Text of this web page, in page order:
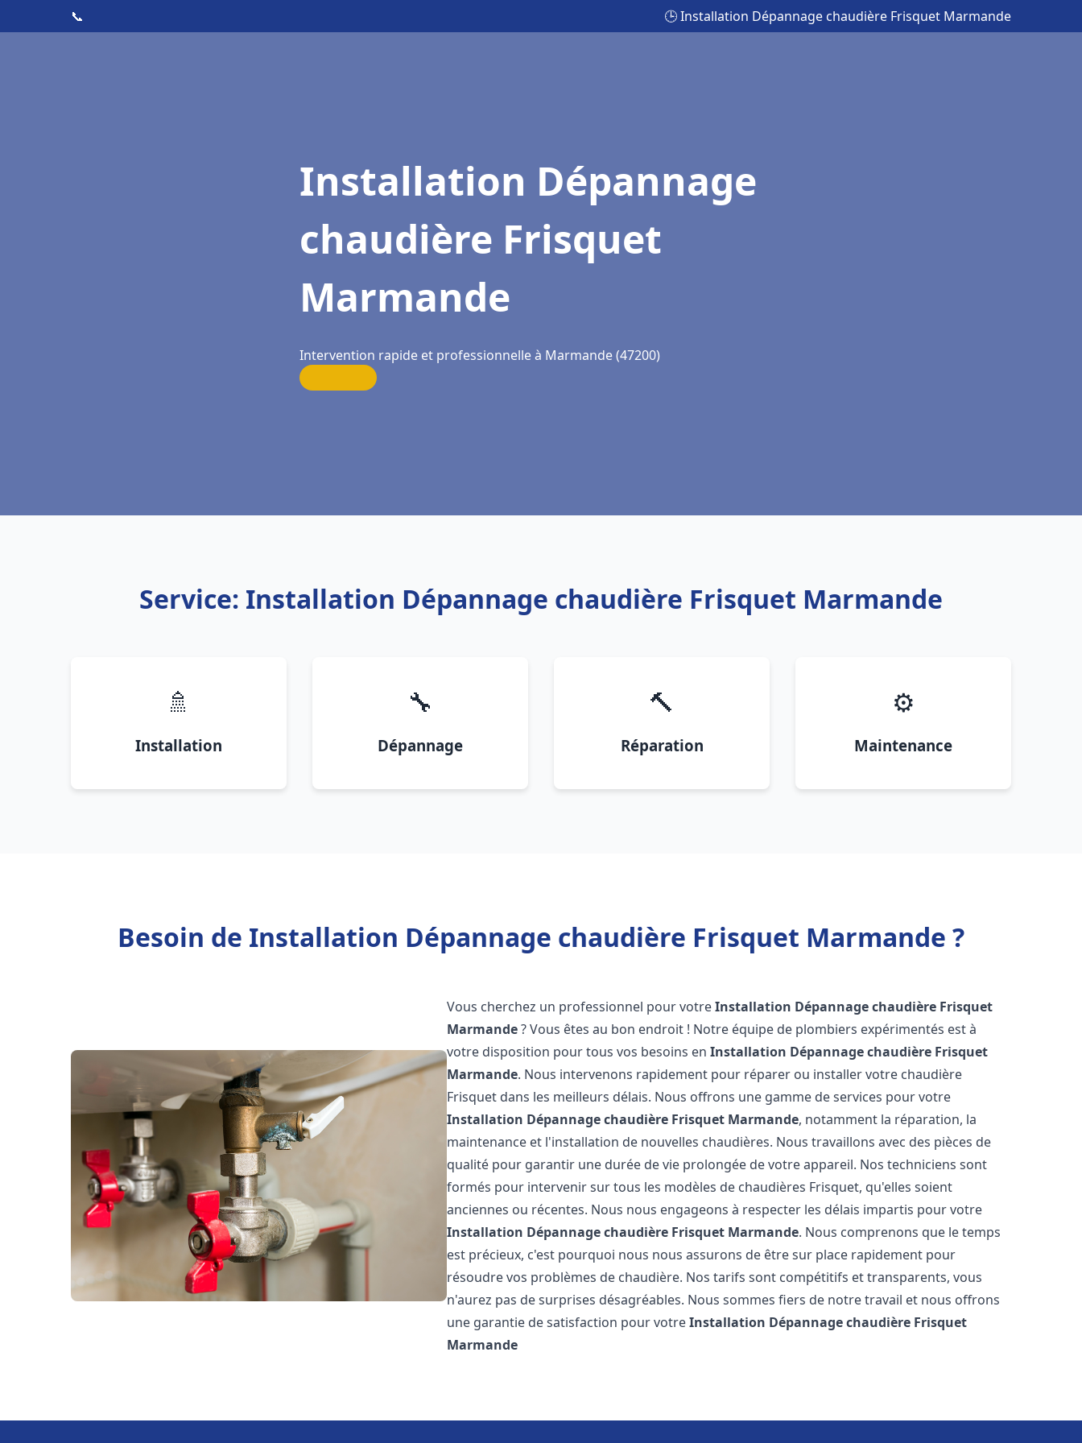
📞 🕒 Installation Dépannage chaudière Frisquet Marmande
Installation Dépannage
chaudière Frisquet
Marmande
Intervention rapide et professionnelle à Marmande (47200)
Service: Installation Dépannage chaudière Frisquet Marmande
🚿
Installation
🔧
Dépannage
🔨
Réparation
⚙️
Maintenance
Besoin de Installation Dépannage chaudière Frisquet Marmande ?
Vous cherchez un professionnel pour votreInstallation Dépannage chaudière Frisquet
Marmande? Vous êtes au bon endroit ! Notre équipe de plombiers expérimentés est à
votre disposition pour tous vos besoins enInstallation Dépannage chaudière Frisquet
Marmande. Nous intervenons rapidement pour réparer ou installer votre chaudière
Frisquet dans les meilleurs délais. Nous offrons une gamme de services pour votre
Installation Dépannage chaudière Frisquet Marmande, notamment la réparation, la
maintenance et l'installation de nouvelles chaudières. Nous travaillons avec des pièces de
qualité pour garantir une durée de vie prolongée de votre appareil. Nos techniciens sont
formés pour intervenir sur tous les modèles de chaudières Frisquet, qu'elles soient
anciennes ou récentes. Nous nous engageons à respecter les délais impartis pour votre
Installation Dépannage chaudière Frisquet Marmande. Nous comprenons que le temps
est précieux, c'est pourquoi nous nous assurons de être sur place rapidement pour
résoudre vos problèmes de chaudière. Nos tarifs sont compétitifs et transparents, vous
n'aurez pas de surprises désagréables. Nous sommes fiers de notre travail et nous offrons
une garantie de satisfaction pour votreInstallation Dépannage chaudière Frisquet
Marmande